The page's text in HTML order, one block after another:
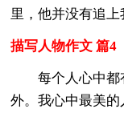
里，他并没有追上
描写人物作文 篇4
每个人心中都
外。我心中最美的